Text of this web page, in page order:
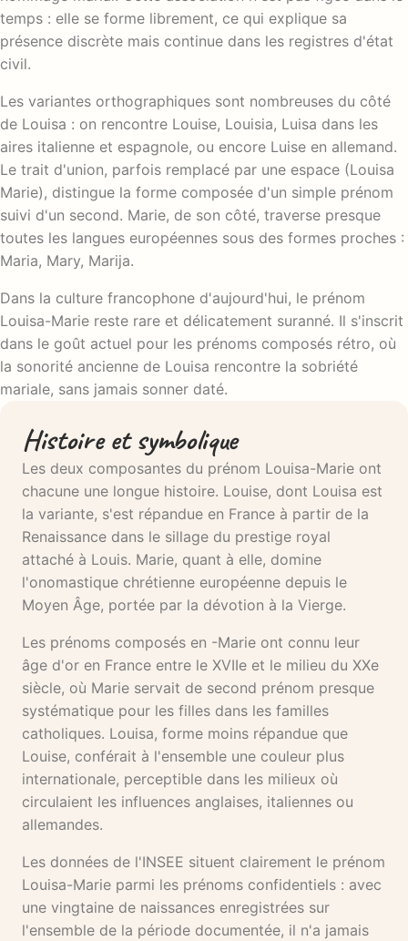
temps : elle se forme librement, ce qui explique sa
présence discrète mais continue dans les registres d'état
civil.
Les variantes orthographiques sont nombreuses du côté
de Louisa : on rencontre Louise, Louisia, Luisa dans les
aires italienne et espagnole, ou encore Luise en allemand.
Le trait d'union, parfois remplacé par une espace (Louisa
Marie), distingue la forme composée d'un simple prénom
suivi d'un second. Marie, de son côté, traverse presque
toutes les langues européennes sous des formes proches :
Maria, Mary, Marija.
Dans la culture francophone d'aujourd'hui, le prénom
Louisa-Marie reste rare et délicatement suranné. Il s'inscrit
dans le goût actuel pour les prénoms composés rétro, où
la sonorité ancienne de Louisa rencontre la sobriété
mariale, sans jamais sonner daté.
Histoire et symbolique
Les deux composantes du prénom Louisa-Marie ont
chacune une longue histoire. Louise, dont Louisa est
la variante, s'est répandue en France à partir de la
Renaissance dans le sillage du prestige royal
attaché à Louis. Marie, quant à elle, domine
l'onomastique chrétienne européenne depuis le
Moyen Âge, portée par la dévotion à la Vierge.
Les prénoms composés en -Marie ont connu leur
âge d'or en France entre le XVIIe et le milieu du XXe
siècle, où Marie servait de second prénom presque
systématique pour les filles dans les familles
catholiques. Louisa, forme moins répandue que
Louise, conférait à l'ensemble une couleur plus
internationale, perceptible dans les milieux où
circulaient les influences anglaises, italiennes ou
allemandes.
Les données de l'INSEE situent clairement le prénom
Louisa-Marie parmi les prénoms confidentiels : avec
une vingtaine de naissances enregistrées sur
l'ensemble de la période documentée, il n'a jamais